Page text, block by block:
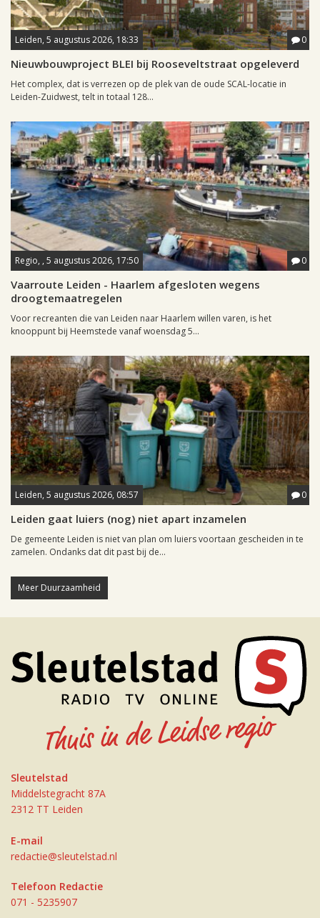
Leiden, 5 augustus 2026, 18:33 0
Nieuwbouwproject BLEI bij Rooseveltstraat opgeleverd
Het complex, dat is verrezen op de plek van de oude SCAL-locatie in
Leiden-Zuidwest, telt in totaal 128...
Regio, , 5 augustus 2026, 17:50 0
Vaarroute Leiden - Haarlem afgesloten wegens
droogtemaatregelen
Voor recreanten die van Leiden naar Haarlem willen varen, is het
knooppunt bij Heemstede vanaf woensdag 5...
Leiden, 5 augustus 2026, 08:57 0
Leiden gaat luiers (nog) niet apart inzamelen
De gemeente Leiden is niet van plan om luiers voortaan gescheiden in te
zamelen. Ondanks dat dit past bij de...
Meer Duurzaamheid
Sleutelstad
Middelstegracht 87A
2312 TT Leiden
E-mail
redactie@sleutelstad.nl
Telefoon Redactie
071 - 5235907